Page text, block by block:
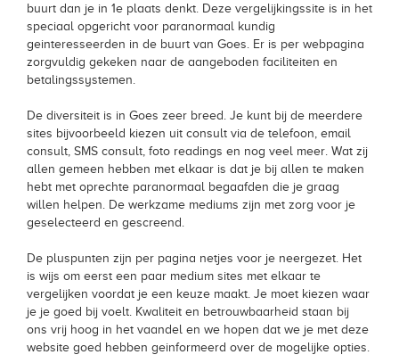
buurt dan je in 1e plaats denkt. Deze vergelijkingssite is in het
speciaal opgericht voor paranormaal kundig
geinteresseerden in de buurt van Goes. Er is per webpagina
zorgvuldig gekeken naar de aangeboden faciliteiten en
betalingssystemen.
De diversiteit is in Goes zeer breed. Je kunt bij de meerdere
sites bijvoorbeeld kiezen uit consult via de telefoon, email
consult, SMS consult, foto readings en nog veel meer. Wat zij
allen gemeen hebben met elkaar is dat je bij allen te maken
hebt met oprechte paranormaal begaafden die je graag
willen helpen. De werkzame mediums zijn met zorg voor je
geselecteerd en gescreend.
De pluspunten zijn per pagina netjes voor je neergezet. Het
is wijs om eerst een paar medium sites met elkaar te
vergelijken voordat je een keuze maakt. Je moet kiezen waar
je je goed bij voelt. Kwaliteit en betrouwbaarheid staan bij
ons vrij hoog in het vaandel en we hopen dat we je met deze
website goed hebben geinformeerd over de mogelijke opties.